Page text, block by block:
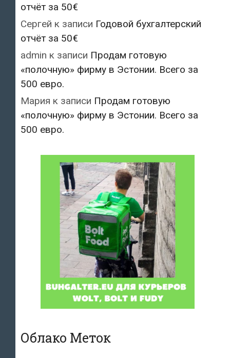
отчёт за 50€
Сергей к записи Годовой бухгалтерский
отчёт за 50€
admin к записи Продам готовую
«полочную» фирму в Эстонии. Всего за
500 евро.
Мария к записи Продам готовую
«полочную» фирму в Эстонии. Всего за
500 евро.
Облако Меток